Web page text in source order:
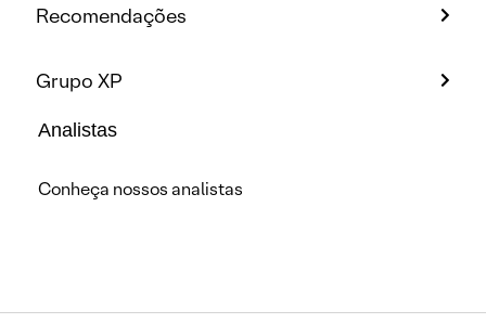
Recomendações
Grupo XP
Analistas
Conheça nossos analistas